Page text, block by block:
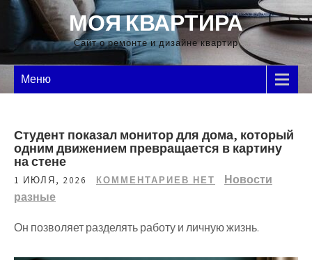
Перейти
содержимому
МОЯ КВАРТИРА
Сайт о ремонте и дизайне квартир
Меню
Студент показал монитор для дома, который
одним движением превращается в картину
на стене
1 ИЮЛЯ, 2026 КОММЕНТАРИЕВ НЕТ
Новости
разные
Он позволяет разделять работу и личную жизнь.